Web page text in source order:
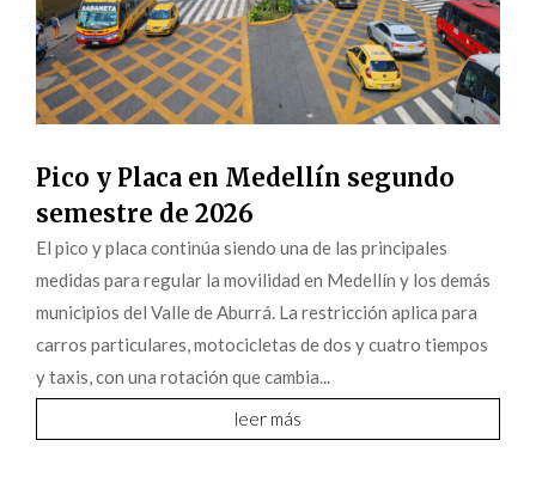
Pico y Placa en Medellín segundo
semestre de 2026
El pico y placa continúa siendo una de las principales
medidas para regular la movilidad en Medellín y los demás
municipios del Valle de Aburrá. La restricción aplica para
carros particulares, motocicletas de dos y cuatro tiempos
y taxis, con una rotación que cambia...
leer más